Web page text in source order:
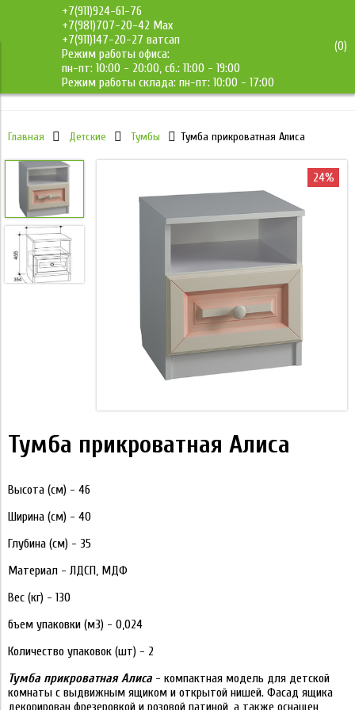
+7(911)924-61-76
+7(981)707-20-42 Max
+7(911)147-20-27 ватсап
Режим работы офиса:
пн-пт: 10:00 - 20:00, сб.: 11:00 - 19:00
Режим работы склада: пн-пт: 10:00 - 17:00
(0)
ДМС-Мебель
Главная Детские Тумбы Тумба прикроватная Алиса
24%
Тумба прикроватная Алиса
Высота (см) - 46
Ширина (см) - 40
Глубина (см) - 35
Материал - ЛДСП, МДФ
Вес (кг) - 13О
бъем упаковки (м3) - 0,024
Количество упаковок (шт) - 2
Тумба прикроватная Алиса - компактная модель для детской
комнаты с выдвижным ящиком и открытой нишей. Фасад ящика
декорирован фрезеровкой и розовой патиной, а также оснащен